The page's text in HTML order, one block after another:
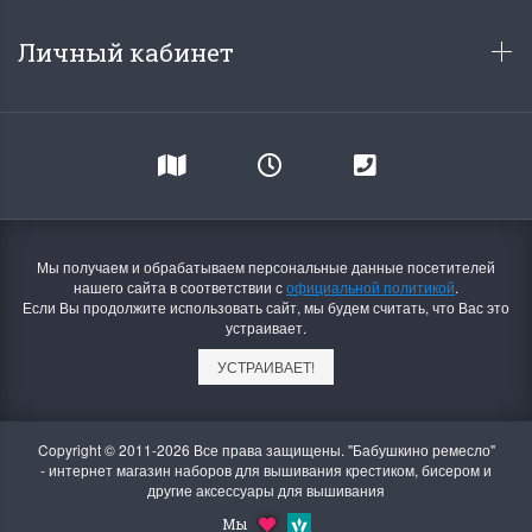
Личный кабинет
Мы получаем и обрабатываем персональные данные посетителей
нашего сайта в соответствии софициальной политикой.
Если Вы продолжите использовать сайт, мы будем считать, что Вас это
устраивает.
УСТРАИВАЕТ!
Copyright © 2011-2026 Все права защищены. "Бабушкино ремесло"
- интернет магазин наборов для вышивания крестиком, бисером и
другие аксессуары для вышивания
Мы